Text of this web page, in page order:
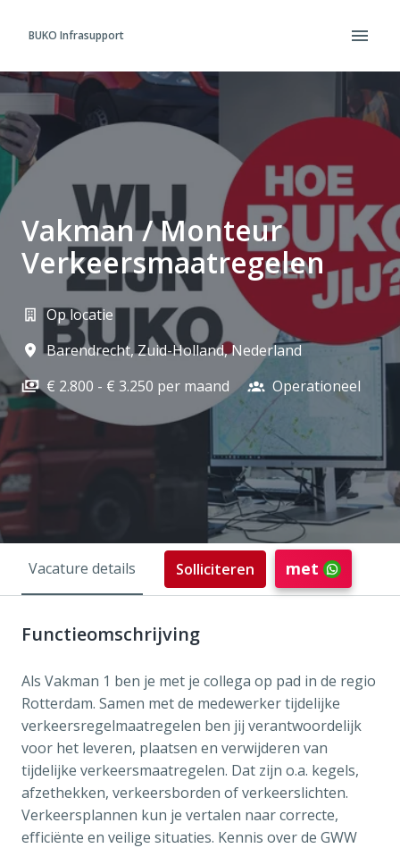
naarBUKO Infrasupport
Homepagina
Vakman / Monteur
Verkeersmaatregelen
Op locatie
Barendrecht, Zuid-Holland,Nederland
€ 2.800 - € 3.250 per maand
Operationeel
Vacature details Solliciteren met
Functieomschrijving
Als Vakman 1 ben je met je collega op pad in de regio
Rotterdam. Samen met de medewerker tijdelijke
verkeersregelmaatregelen ben jij verantwoordelijk
voor het leveren, plaatsen en verwijderen van
tijdelijke verkeersmaatregelen. Dat zijn o.a. kegels,
afzethekken, verkeersborden of verkeerslichten.
Verkeersplannen kun je vertalen naar correcte,
efficiënte en veilige situaties. Kennis over de GWW